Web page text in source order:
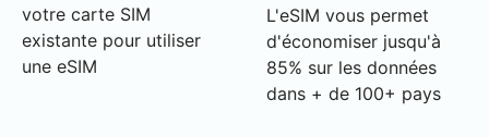
votre carte SIM
existante pour utiliser
une eSIM
L'eSIM vous permet
d'économiser jusqu'à
85% sur les données
dans + de 100+ pays